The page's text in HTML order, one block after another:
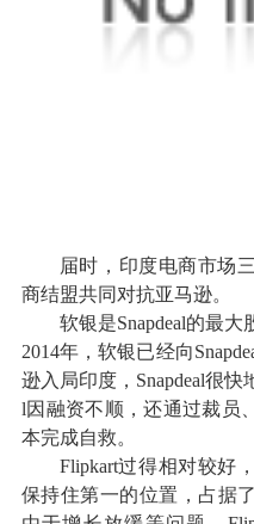
届时，印度电商市场
商结盟共同对抗亚马逊。
软银是Snapdeal的最
2014年，软银已经向
逊入局印度，Snapdeal很快
l因融资不顺，还通过裁员
本完成自救。
Flipkart过得相对较好
保持住第一的位置，占据